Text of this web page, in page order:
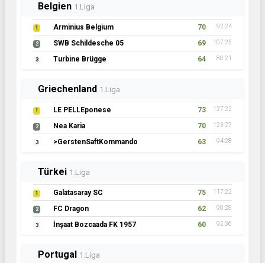
Belgien 1.Liga
1 Arminius Belgium 70 92:24
2 SWB Schildesche 05 69 107:25
3 Turbine Brügge 64 80:21
Griechenland 1.Liga
1 LE PELLEponese 73 127:22
2 Nea Karia 70 123:27
3 >GerstenSaftKommando 63 94:28
Türkei 1.Liga
1 Galatasaray SC 75 117:22
2 FC Dragon 62 90:28
3 İnşaat Bozcaada FK 1957 60 92:36
Portugal 1.Liga